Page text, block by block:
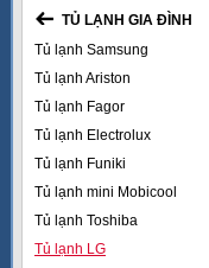
TỦ LẠNH GIA ĐÌNH
Tủ lạnh Samsung
Tủ lạnh Ariston
Tủ lạnh Fagor
Tủ lạnh Electrolux
Tủ lạnh Funiki
Tủ lạnh mini Mobicool
Tủ lạnh Toshiba
Tủ lạnh LG